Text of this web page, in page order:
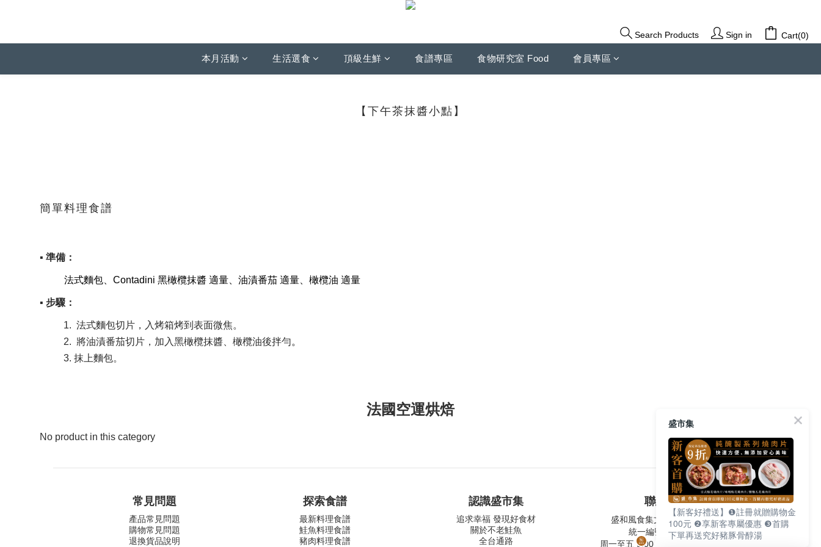
Search Products Sign in Cart(0)
本月活動 生活選食 頂級生鮮 食譜專區 食物研究室 Food 會員專區
【下午茶抹醬小點】
簡單料理食譜
▪ 準備：
法式麵包、Contadini 黑橄欖抹醬 適量、油漬番茄 適量、橄欖油 適量
▪ 步驟：
法式麵包切片，入烤箱烤到表面微焦。
將油漬番茄切片，加入黑橄欖抹醬、橄欖油後拌勻。
抹上麵包。
法國空運烘焙
No product in this category
常見問題
產品常見問題
購物常見問題
退換貨品說明
探索食譜
最新料理食譜
鮭魚料理食譜
豬肉料理食譜
認識盛市集
追求幸福 發現好食材
關於不老鮭魚
全台通路
聯絡我們
盛和風食集文化股份有限公司
統一編號 24572247
周一至五 9:00-12:30 ∣ 13:30-17:30
盛市集
【新客好禮送】❶註冊就贈購物金
100元 ❷享新客專屬優惠 ❸首購
下單再送究好豬豚骨醇湯